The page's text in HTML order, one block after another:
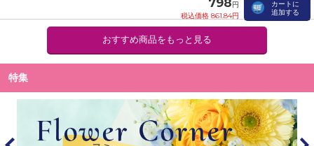
円
税込価格 861.84円
カートに
追加する
おすすめ商品をもっと見る
特集